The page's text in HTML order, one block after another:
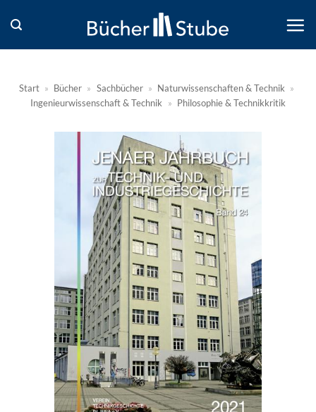
Inhalt
springen
Start » Bücher » Sachbücher » Naturwissenschaften & Technik »
Ingenieurwissenschaft & Technik
» Philosophie & Technikkritik